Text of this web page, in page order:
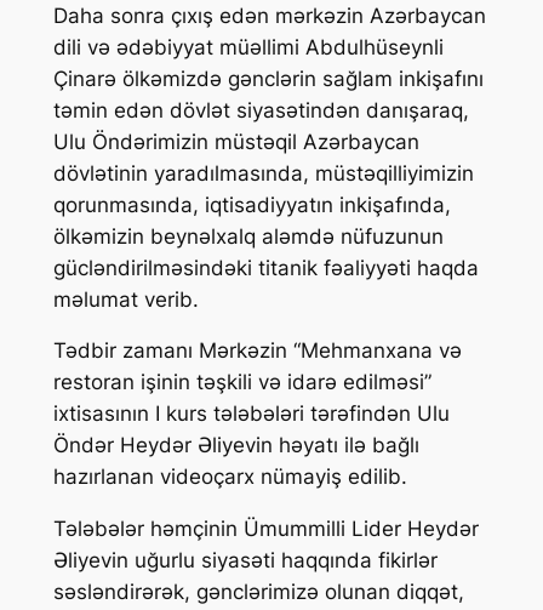
Daha sonra çıxış edən mərkəzin Azərbaycan
dili və ədəbiyyat müəllimi Abdulhüseynli
Çinarə ölkəmizdə gənclərin sağlam inkişafını
təmin edən dövlət siyasətindən danışaraq,
Ulu Öndərimizin müstəqil Azərbaycan
dövlətinin yaradılmasında, müstəqilliyimizin
qorunmasında, iqtisadiyyatın inkişafında,
ölkəmizin beynəlxalq aləmdə nüfuzunun
gücləndirilməsindəki titanik fəaliyyəti haqda
məlumat verib.
Tədbir zamanı Mərkəzin “Mehmanxana və
restoran işinin təşkili və idarə edilməsi”
ixtisasının I kurs tələbələri tərəfindən Ulu
Öndər Heydər Əliyevin həyatı ilə bağlı
hazırlanan videoçarx nümayiş edilib.
Tələbələr həmçinin Ümummilli Lider Heydər
Əliyevin uğurlu siyasəti haqqında fikirlər
səsləndirərək, gənclərimizə olunan diqqət,